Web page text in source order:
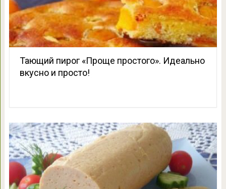
Тающий пирог «Проще простого». Идеально
вкусно и просто!